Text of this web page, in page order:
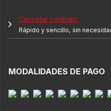
Cancelar contrato
Rápido y sencillo, sin
MODALIDADES DE PAGO